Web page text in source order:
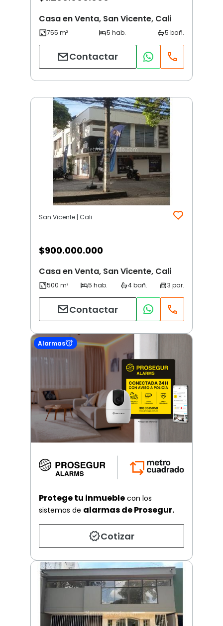
Casa en Venta, San Vicente, Cali
Contactar
San Vicente | Cali
$900.000.000
Casa en Venta, San Vicente, Cali
Contactar
Alarmas
Protege tu inmueble con los
sistemas de alarmas de Prosegur.
Cotizar